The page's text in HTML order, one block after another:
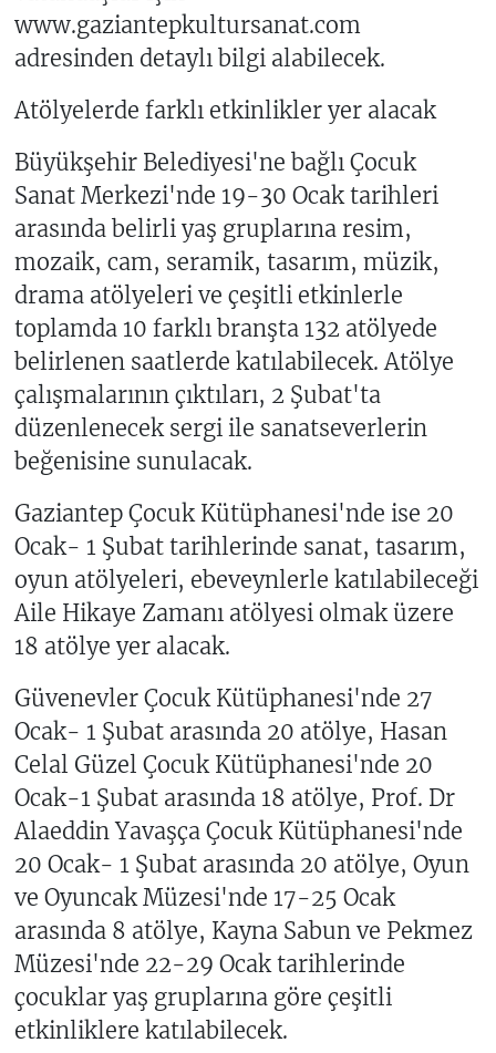
www.gaziantepkultursanat.com
adresinden detaylı bilgi alabilecek.
Atölyelerde farklı etkinlikler yer alacak
Büyükşehir Belediyesi'ne bağlı Çocuk
Sanat Merkezi'nde 19-30 Ocak tarihleri
arasında belirli yaş gruplarına resim,
mozaik, cam, seramik, tasarım, müzik,
drama atölyeleri ve çeşitli etkinlerle
toplamda 10 farklı branşta 132 atölyede
belirlenen saatlerde katılabilecek. Atölye
çalışmalarının çıktıları, 2 Şubat'ta
düzenlenecek sergi ile sanatseverlerin
beğenisine sunulacak.
Gaziantep Çocuk Kütüphanesi'nde ise 20
Ocak- 1 Şubat tarihlerinde sanat, tasarım,
oyun atölyeleri, ebeveynlerle katılabileceği
Aile Hikaye Zamanı atölyesi olmak üzere
18 atölye yer alacak.
Güvenevler Çocuk Kütüphanesi'nde 27
Ocak- 1 Şubat arasında 20 atölye, Hasan
Celal Güzel Çocuk Kütüphanesi'nde 20
Ocak-1 Şubat arasında 18 atölye, Prof. Dr
Alaeddin Yavaşça Çocuk Kütüphanesi'nde
20 Ocak- 1 Şubat arasında 20 atölye, Oyun
ve Oyuncak Müzesi'nde 17-25 Ocak
arasında 8 atölye, Kayna Sabun ve Pekmez
Müzesi'nde 22-29 Ocak tarihlerinde
çocuklar yaş gruplarına göre çeşitli
etkinliklere katılabilecek.